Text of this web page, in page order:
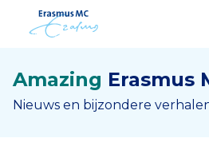
Amazing Erasmus
Nieuws en bijzondere